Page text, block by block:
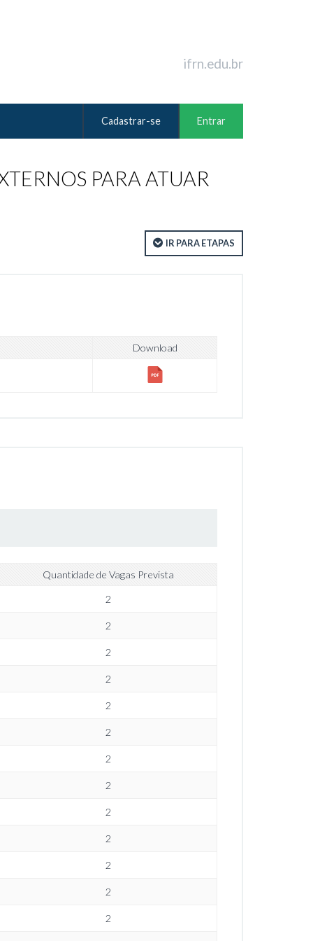
ifrn.edu.br
Entrar
Cadastrar-se
PARA ATUAR
IR PARA ETAPAS
Download
Quantidade de Vagas Prevista
2
2
2
2
2
2
2
2
2
2
2
2
2